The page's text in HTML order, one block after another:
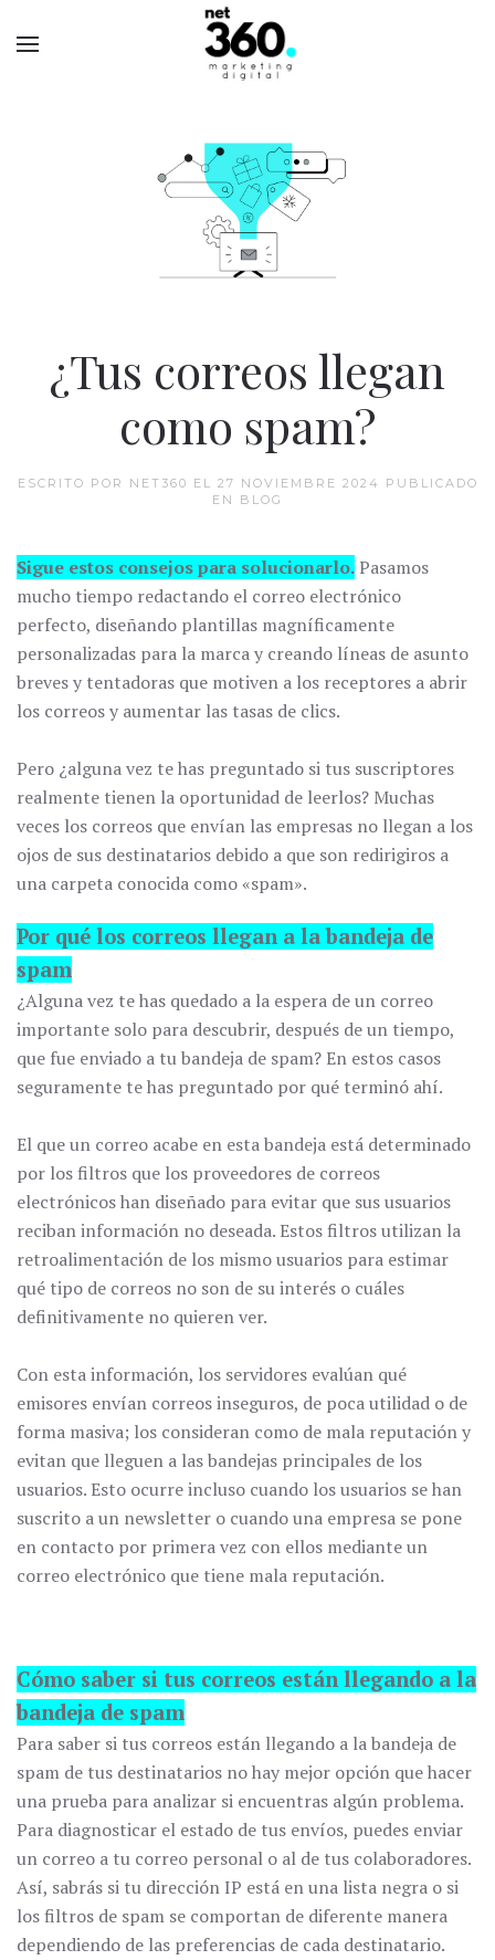
¿Tus correos llegan
como spam?
ESCRITO POR NET360 EL 27 NOVIEMBRE 2024 PUBLICADO
EN BLOG
Sigue estos consejos para solucionarlo.Pasamos
mucho tiempo redactando el correo electrónico
perfecto, diseñando plantillas magníficamente
personalizadas para la marca y creando líneas de asunto
breves y tentadoras que motiven a los receptores a abrir
los correos y aumentar las tasas de clics.
Pero ¿alguna vez te has preguntado si tus suscriptores
realmente tienen la oportunidad de leerlos? Muchas
veces los correos que envían las empresas no llegan a los
ojos de sus destinatarios debido a que son redirigiros a
una carpeta conocida como «spam».
Por qué los correos llegan a la bandeja de
spam
¿Alguna vez te has quedado a la espera de un correo
importante solo para descubrir, después de un tiempo,
que fue enviado a tu bandeja de spam? En estos casos
seguramente te has preguntado por qué terminó ahí.
El que un correo acabe en esta bandeja está determinado
por los filtros que los proveedores de correos
electrónicos han diseñado para evitar que sus usuarios
reciban información no deseada. Estos filtros utilizan la
retroalimentación de los mismo usuarios para estimar
qué tipo de correos no son de su interés o cuáles
definitivamente no quieren ver.
Con esta información, los servidores evalúan qué
emisores envían correos inseguros, de poca utilidad o de
forma masiva; los consideran como de mala reputación y
evitan que lleguen a las bandejas principales de los
usuarios. Esto ocurre incluso cuando los usuarios se han
suscrito a un newsletter o cuando una empresa se pone
en contacto por primera vez con ellos mediante un
correo electrónico que tiene mala reputación.
Cómo saber si tus correos están llegando a la
bandeja de spam
Para saber si tus correos están llegando a la bandeja de
spam de tus destinatarios no hay mejor opción que hacer
una prueba para analizar si encuentras algún problema.
Para diagnosticar el estado de tus envíos, puedes enviar
un correo a tu correo personal o al de tus colaboradores.
Así, sabrás si tu dirección IP está en una lista negra o si
los filtros de spam se comportan de diferente manera
dependiendo de las preferencias de cada destinatario.